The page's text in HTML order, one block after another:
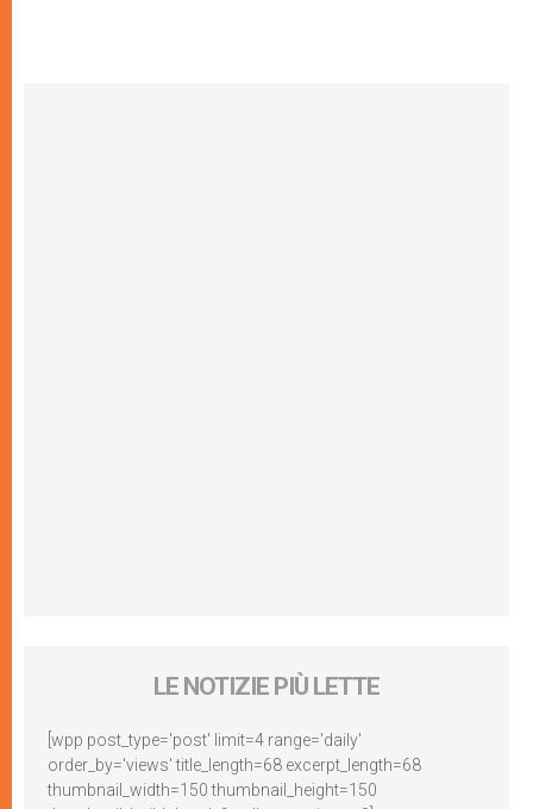
LE NOTIZIE PIÙ LETTE
[wpp post_type='post' limit=4 range='daily'
order_by='views' title_length=68 excerpt_length=68
thumbnail_width=150 thumbnail_height=150